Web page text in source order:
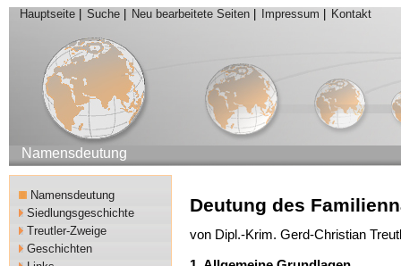
Hauptseite Suche Neu bearbeitete Seiten Impressum Kontakt
Namensdeutung
Namensdeutung
Siedlungsgeschichte
Treutler-Zweige
Geschichten
Deutung des
von Dipl.-Krim. Gerd-Christian